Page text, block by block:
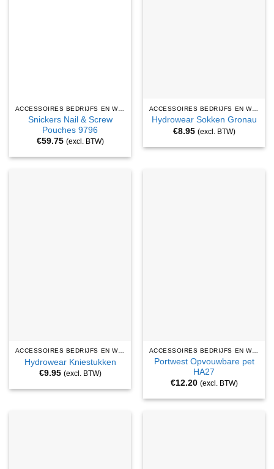
ACCESSOIRES BEDRIJFS EN WERKKLEDING
Snickers Nail & Screw
Pouches 9796
€59.75 (excl. BTW)
ACCESSOIRES BEDRIJFS EN WERKKLEDING
Hydrowear Sokken Gronau
€8.95 (excl. BTW)
ACCESSOIRES BEDRIJFS EN WERKKLEDING
Hydrowear Kniestukken
€9.95 (excl. BTW)
ACCESSOIRES BEDRIJFS EN WERKKLEDING
Portwest Opvouwbare pet
HA27
€12.20 (excl. BTW)